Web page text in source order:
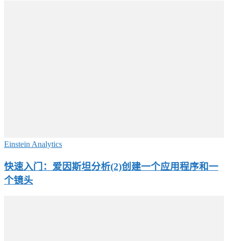
Einstein Analytics
快速入门：爱因斯坦分析(2)创建一个应用程序和一
个镜头